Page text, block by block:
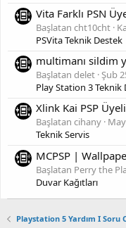
Vita Farklı PSN
Başlatan cht10cht
PSVita Teknik Destek
multimanı sildim
Başlatan delet Şub
Play Station 3 Teknik
Xlink Kai PSP
Başlatan cihany
Teknik Servis
MCPSP |
Başlatan Perry the
Duvar Kağıtları
Playstation 5 Yardım I Soru